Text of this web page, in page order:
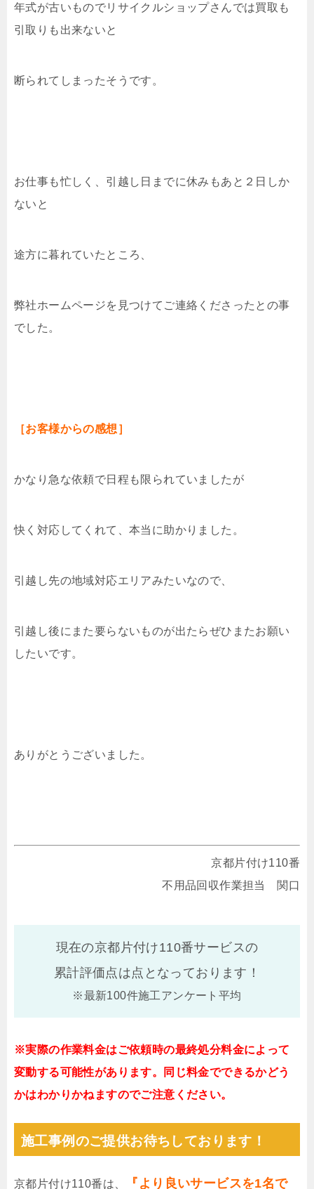
年式が古いものでリサイクルショップさんでは買取も
引取りも出来ないと
断られてしまったそうです。
お仕事も忙しく、引越し日までに休みもあと２日しか
ないと
途方に暮れていたところ、
弊社ホームページを見つけてご連絡くださったとの事
でした。
［お客様からの感想］
かなり急な依頼で日程も限られていましたが
快く対応してくれて、本当に助かりました。
引越し先の地域対応エリアみたいなので、
引越し後にまた要らないものが出たらぜひまたお願い
したいです。
ありがとうございました。
京都片付け110番
不用品回収作業担当 関口
現在の京都片付け110番サービスの
累計評価点は点となっております！
※最新100件施工アンケート平均
※実際の作業料金はご依頼時の最終処分料金によって
変動する可能性があります。同じ料金でできるかどう
かはわかりかねますのでご注意ください。
施工事例のご提供お待ちしております！
京都片付け110番は、 『より良いサービスを1名で